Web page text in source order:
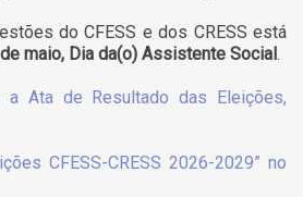
do CFESS e dos CRESS está
maio, Dia da(o) Assistente Social.
a Ata de Resultado das Eleições,
CFESS-CRESS 2026-2029” no